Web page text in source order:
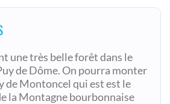
une très belle forêt dans le
de Dôme. On pourra monter
de Montoncel qui est est le
la Montagne bourbonnaise